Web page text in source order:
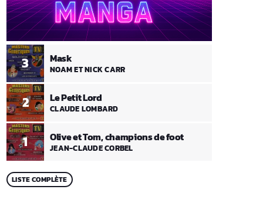
1 Olive et Tom, champions de foot
JEAN-CLAUDE CORBEL
2 Le Petit Lord
CLAUDE LOMBARD
3 Mask
NOAM ET NICK CARR
LISTE COMPLÈTE